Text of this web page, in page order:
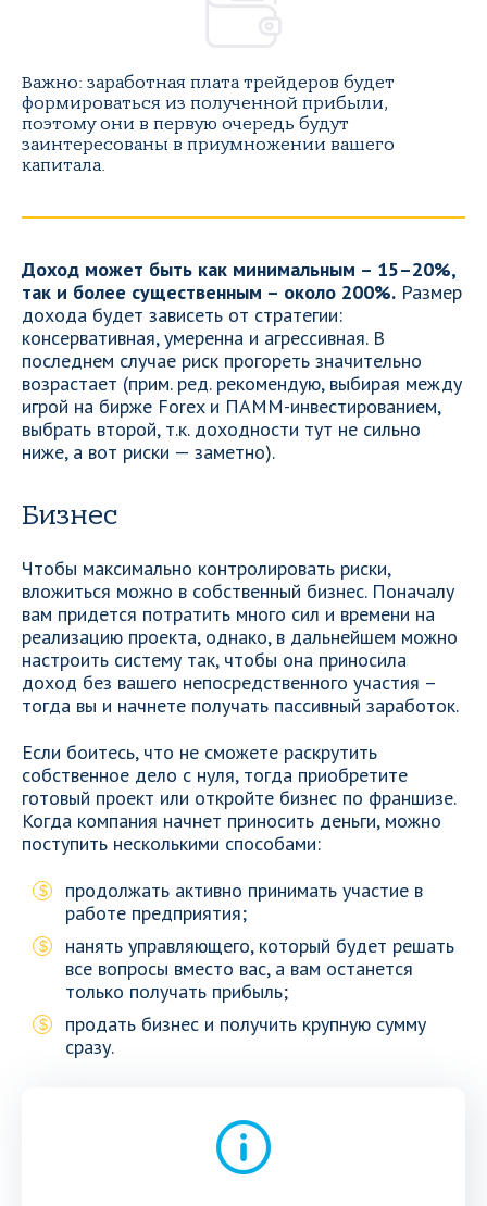
Важно: заработная плата трейдеров будет
формироваться из полученной прибыли,
поэтому они в первую очередь будут
заинтересованы в приумножении вашего
капитала.
Доход может быть как минимальным – 15–20%,
так и более существенным – около 200%. Размер
дохода будет зависеть от стратегии:
консервативная, умеренна и агрессивная. В
последнем случае риск прогореть значительно
возрастает (прим. ред. рекомендую, выбирая между
игрой на бирже Forex и ПАММ-инвестированием,
выбрать второй, т.к. доходности тут не сильно
ниже, а вот риски — заметно).
Бизнес
Чтобы максимально контролировать риски,
вложиться можно в собственный бизнес. Поначалу
вам придется потратить много сил и времени на
реализацию проекта, однако, в дальнейшем можно
настроить систему так, чтобы она приносила
доход без вашего непосредственного участия –
тогда вы и начнете получать пассивный заработок.
Если боитесь, что не сможете раскрутить
собственное дело с нуля, тогда приобретите
готовый проект или откройте бизнес по франшизе.
Когда компания начнет приносить деньги, можно
поступить несколькими способами:
продолжать активно принимать участие в
работе предприятия;
нанять управляющего, который будет решать
все вопросы вместо вас, а вам останется
только получать прибыль;
продать бизнес и получить крупную сумму
сразу.